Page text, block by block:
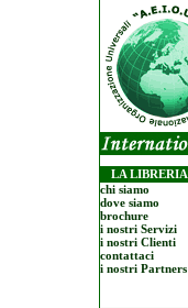
LA LIBRERIA
chi siamo
dove siamo
brochure
i nostri Servizi
i nostri Clienti
contattaci
i nostri Partners